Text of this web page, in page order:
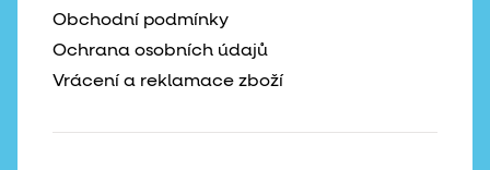
Obchodní podmínky
Ochrana osobních údajů
Vrácení a reklamace zboží